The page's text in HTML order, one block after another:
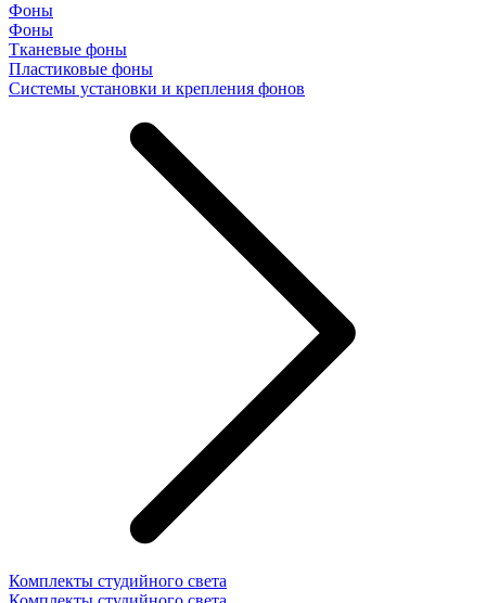
Фоны
Фоны
Тканевые фоны
Пластиковые фоны
Системы установки и крепления фонов
Комплекты студийного света